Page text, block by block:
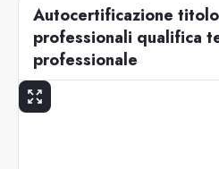
Autocertificazione
professionali qualifica
professionale